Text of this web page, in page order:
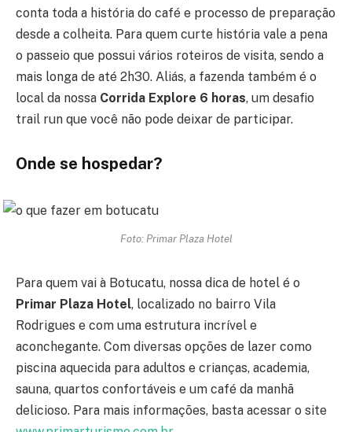
conta toda a história do café e processo de preparação
desde a colheita. Para quem curte história vale a pena
o passeio que possui vários roteiros de visita, sendo a
mais longa de até 2h30. Aliás, a fazenda também é o
local da nossa Corrida Explore 6 horas, um desafio
trail run que você não pode deixar de participar.
Onde se hospedar?
Foto: Primar Plaza Hotel
Para quem vai à Botucatu, nossa dica de hotel é o
Primar Plaza Hotel, localizado no bairro Vila
Rodrigues e com uma estrutura incrível e
aconchegante. Com diversas opções de lazer como
piscina aquecida para adultos e crianças, academia,
sauna, quartos confortáveis e um café da manhã
delicioso. Para mais informações, basta acessar o site